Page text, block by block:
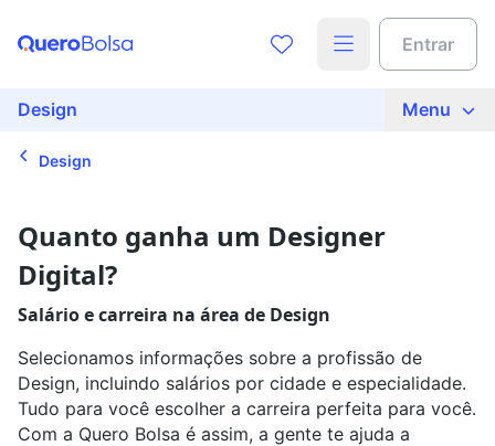
Entrar
Design Menu
Design
Quanto ganha um Designer
Digital?
Salário e carreira na área de Design
Selecionamos informações sobre a profissão de
Design, incluindo salários por cidade e especialidade.
Tudo para você escolher a carreira perfeita para você.
Com a Quero Bolsa é assim, a gente te ajuda a
Encontre a faculdade ideal para
você
Que tipo de curso quer fazer?
Em que cidade quer estudar?
Busque sua bolsa
Acesse o conteúdo completo
Preencha seus dados para liberar o acesso
Telefone
Ao continuar, você concorda com nossaspolíticas de
privacidade
Ver agora